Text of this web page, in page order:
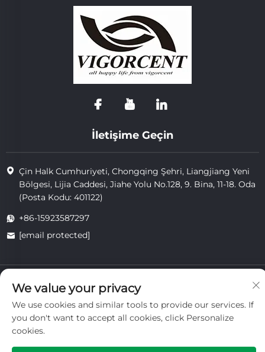
İletişime Geçin
Çin Halk Cumhuriyeti, Chongqing Şehri, Liangjiang Yeni
Bölgesi, Lijia Caddesi, Jiahe Yolu No.128, 9. Bina, 11-18. Oda
(Posta Kodu: 401122)
+86-15923587297
[email protected]
tarafından sahiplenilmiştir.
Gizlilik Politikası
We value your privacy
We use cookies and similar tools to provide our services. If
you don't want to accept all cookies, click Personalize
cookies.